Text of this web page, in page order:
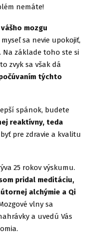
nemáte!
mozgu
sa nevie upokojiť,
Na základe toho ste si
zvyk sa však dá
týchto
spánok, budete
reaktívny, teda
pre zdravie a kvalitu
25 rokov výskumu.
pridal meditáciu,
alchýmie a Qi
vlny sa
a uvedú Vás